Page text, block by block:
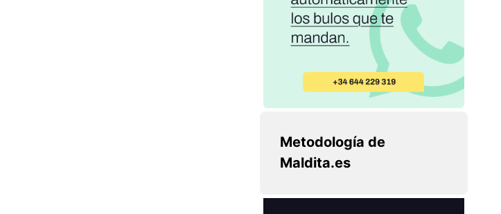
Metodología de
Maldita.es